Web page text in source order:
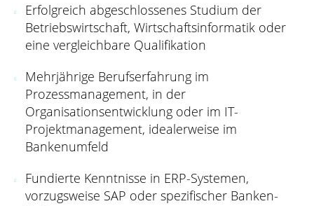
Erfolgreich abgeschlossenes Studium der
Betriebswirtschaft, Wirtschaftsinformatik oder
eine vergleichbare Qualifikation
Mehrjährige Berufserfahrung im
Prozessmanagement, in der
Organisationsentwicklung oder im IT-
Projektmanagement, idealerweise im
Bankenumfeld
Fundierte Kenntnisse in ERP-Systemen,
vorzugsweise SAP oder spezifischer Banken-